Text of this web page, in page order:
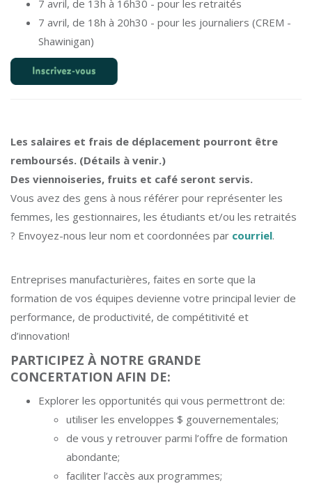
7 avril, de 13h à 16h30 - pour les retraités
7 avril, de 18h à 20h30 - pour les journaliers (CREM -
Shawinigan)
Les salaires et frais de déplacement pourront être
remboursés. (Détails à venir.)
Des viennoiseries, fruits et café seront servis.
Vous avez des gens à nous référer pour représenter les
femmes, les gestionnaires, les étudiants et/ou les retraités
? Envoyez-nous leur nom et coordonnées par courriel.
Entreprises manufacturières, faites en sorte que la
formation de vos équipes devienne votre principal levier de
performance, de productivité, de compétitivité et
d’innovation!
PARTICIPEZ À NOTRE GRANDE
CONCERTATION AFIN DE:
Explorer les opportunités qui vous permettront de:
utiliser les enveloppes $ gouvernementales;
de vous y retrouver parmi l’offre de formation
abondante;
faciliter l’accès aux programmes;